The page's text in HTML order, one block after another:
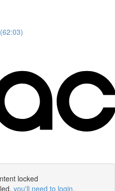
locked
you'll need to login.